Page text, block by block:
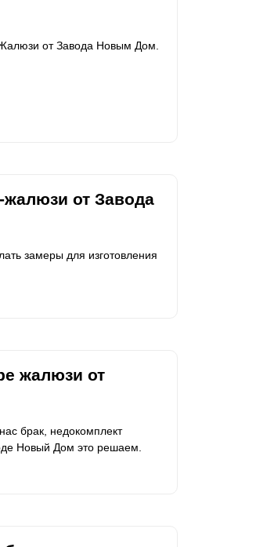
от Завода Новым Дом.
жалюзи от Завода
замеры для изготовления
жалюзи от
брак, недокомплект
Новый Дом это решаем.